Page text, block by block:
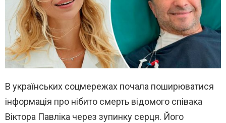
В українських соцмережах почала поширюватися
інформація про нібито смерть відомого співака
Віктора Павліка через зупинку серця. Його